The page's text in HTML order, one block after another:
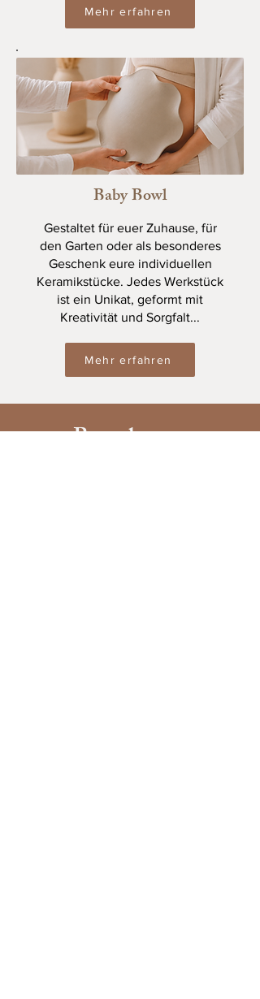
Mehr erfahren
Baby Bowl
Gestaltet für euer Zuhause, für
den Garten oder als besonderes
Geschenk eure individuellen
Keramikstücke. Jedes Werkstück
ist ein Unikat, geformt mit
Kreativität und Sorgfalt...
Mehr erfahren
Besuche uns